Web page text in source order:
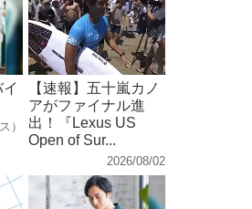
）
【速報】五十嵐カノ
アがファイナル進
出！『Lexus US
Open of Sur...
2026/08/02